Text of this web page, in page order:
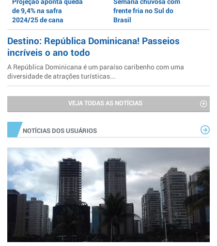
de 9,4% na safra
2024/25 de cana
frente fria no Sul do
Brasil
Destino: República Dominicana! Passeios
incríveis o ano todo
A República Dominicana é um paraíso caribenho com uma
diversidade de atrações turísticas...
VEJA TODAS AS NOTÍCIAS
NOTÍCIAS DOS USUÁRIOS